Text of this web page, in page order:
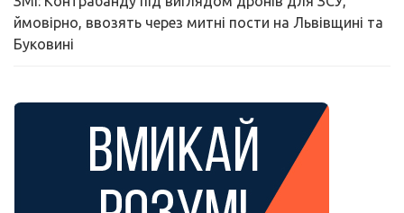
ймовірно, ввозять через митні пости на Львівщині та
Буковині